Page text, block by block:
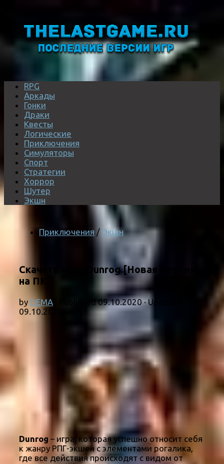
RPG
Аркады
Гонки
Драки
Квесты
Логические
Приключения
Симуляторы
Спорт
Стратегии
Хоррор
Шутер
Экшн
Приключения / Экшн
Скачать игру Dunrog [Новая Версия]
на ПК
by DEMA · Published09.10.2020· Updated
09.10.2020
Dunrog – игра, которая успешно относит себя
к жанру РПГ-экшен с элементами рогалика,
где все действия происходят с видом от